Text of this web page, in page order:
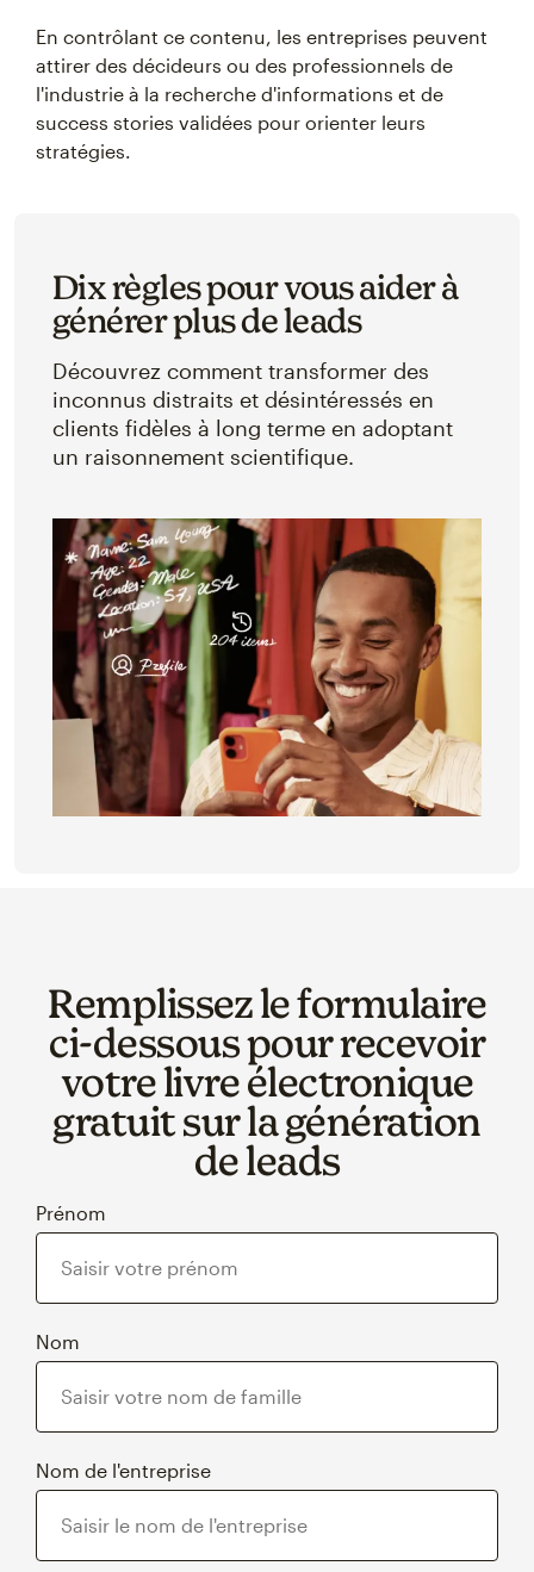
En contrôlant ce contenu, les entreprises peuvent
attirer des décideurs ou des professionnels de
l'industrie à la recherche d'informations et de
success stories validées pour orienter leurs
stratégies.
Dix règles pour vous aider à
générer plus de leads
Découvrez comment transformer des
inconnus distraits et désintéressés en
clients fidèles à long terme en adoptant
un raisonnement scientifique.
Remplissez le formulaire
ci‑dessous pour recevoir
votre livre électronique
gratuit sur la génération
de leads
Prénom
Nom
Nom de l'entreprise